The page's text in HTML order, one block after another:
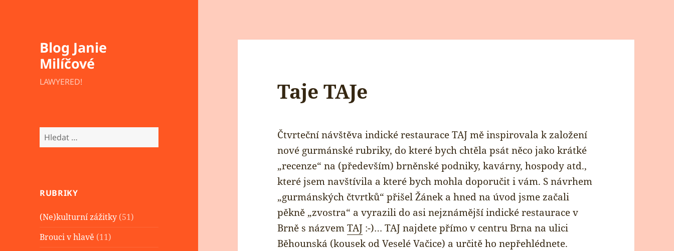
Blog Janie
Milíčové
LAWYERED!
Vyhledávání
RUBRIKY
(Ne)kulturní zážitky (51)
Brouci v hlavě (11)
Taje TAJe
Čtvrteční návštěva indické restaurace TAJ mě inspirovala k založení
nové gurmánské rubriky, do které bych chtěla psát něco jako krátké
„recenze“ na (především) brněnské podniky, kavárny, hospody atd.,
které jsem navštívila a které bych mohla doporučit i vám. S návrhem
„gurmánských čtvrtků“ přišel Žánek a hned na úvod jsme začali
pěkně „zvostra“ a vyrazili do asi nejznámější indické restaurace v
Brně s názvemTAJ :-)… TAJ najdete přímo v centru Brna na ulici
Běhounská (kousek od Veselé Vačice) a určitě ho nepřehlédnete.